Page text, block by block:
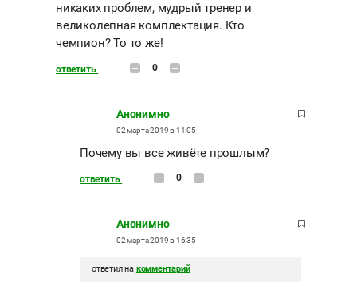
никаких проблем, мудрый тренер и
великолепная комплектация. Кто
чемпион? То то же!
ответить 0
Анонимно
02 марта 2019 в 11:05
Почему вы все живёте прошлым?
ответить 0
Анонимно
02 марта 2019 в 16:35
ответил на комментарий